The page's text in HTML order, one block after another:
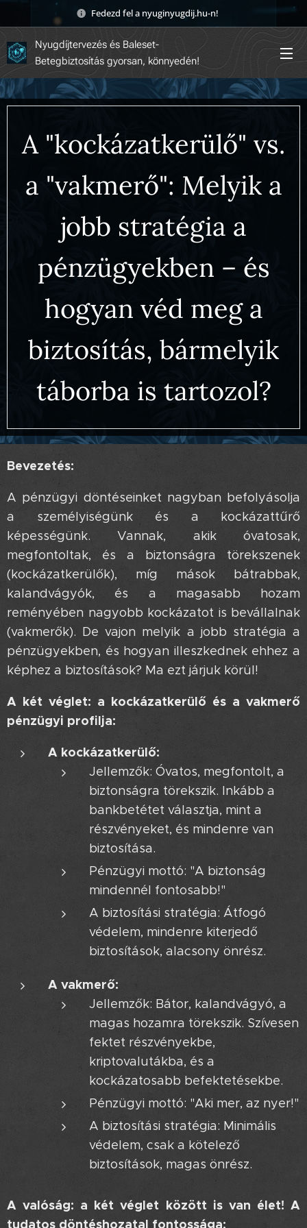
Fedezd fel a nyuginyugdij.hu-n! 🚀
Nyugdíjtervezés és Baleset-
Betegbiztosítás gyorsan, könnyedén!
A "kockázatkerülő" vs.
a "vakmerő": Melyik a
jobb stratégia a
pénzügyekben – és
hogyan véd meg a
biztosítás, bármelyik
táborba is tartozol?
Bevezetés:
A pénzügyi döntéseinket nagyban befolyásolja
a személyiségünk és a kockázattűrő
képességünk. Vannak, akik óvatosak,
megfontoltak, és a biztonságra törekszenek
(kockázatkerülők), míg mások bátrabbak,
kalandvágyók, és a magasabb hozam
reményében nagyobb kockázatot is bevállalnak
(vakmerők). De vajon melyik a jobb stratégia a
pénzügyekben, és hogyan illeszkednek ehhez a
képhez a biztosítások? Ma ezt járjuk körül!
A két véglet: a kockázatkerülő és a vakmerő
pénzügyi profilja:
A kockázatkerülő:
Jellemzők: Óvatos, megfontolt, a
biztonságra törekszik. Inkább a
bankbetétet választja, mint a
részvényeket, és mindenre van
biztosítása.
Pénzügyi mottó: "A biztonság
mindennél fontosabb!"
A biztosítási stratégia: Átfogó
védelem, mindenre kiterjedő
biztosítások, alacsony önrész.
A vakmerő:
Jellemzők: Bátor, kalandvágyó, a
magas hozamra törekszik. Szívesen
fektet részvényekbe,
kriptovalutákba, és a
kockázatosabb befektetésekbe.
Pénzügyi mottó: "Aki mer, az nyer!"
A biztosítási stratégia: Minimális
védelem, csak a kötelező
biztosítások, magas önrész.
A valóság: a két véglet között is van élet! A
tudatos döntéshozatal fontossága: